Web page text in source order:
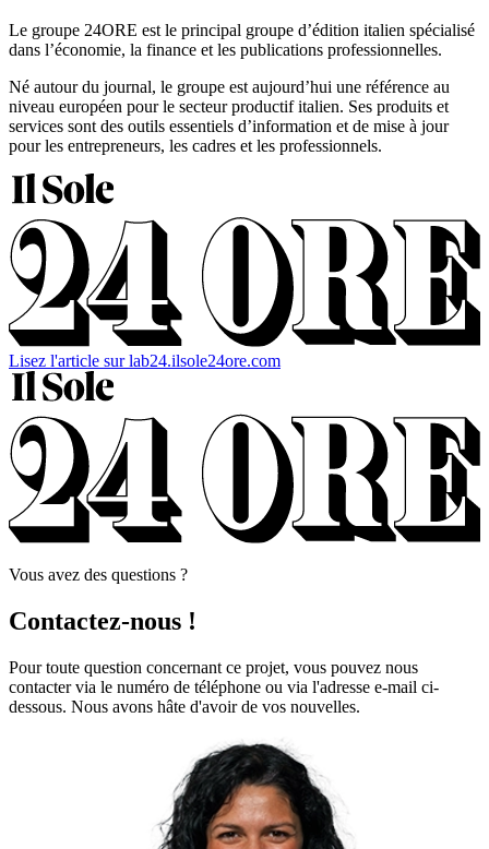
Le groupe 24ORE est le principal groupe d’édition italien spécialisé
dans l’économie, la finance et les publications professionnelles.
Né autour du journal, le groupe est aujourd’hui une référence au
niveau européen pour le secteur productif italien. Ses produits et
services sont des outils essentiels d’information et de mise à jour
pour les entrepreneurs, les cadres et les professionnels.
Lisez l'article sur lab24.ilsole24ore.com
Vous avez des questions ?
Contactez-nous !
Pour toute question concernant ce projet, vous pouvez nous
contacter via le numéro de téléphone ou via l'adresse e-mail ci-
dessous. Nous avons hâte d'avoir de vos nouvelles.